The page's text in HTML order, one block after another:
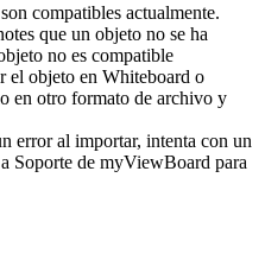
compatibles actualmente.
que un objeto no se ha
no es compatible
el objeto en Whiteboard o
en otro formato de archivo y
error al importar, intenta con un
Soporte de myViewBoard para